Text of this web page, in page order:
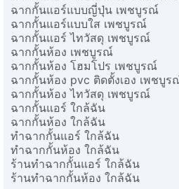
ฉากกั้นแอร์แบบญี่ปุ่น เพชบูรณ์
ฉากกั้นแอร์แบบใส เพชบูรณ์
ฉากกั้นแอร์ ไทวัสดุ เพชบูรณ์
ฉากกั้นห้อง เพชบูรณ์
ฉากกั้นห้อง โฮมโปร เพชบูรณ์
ฉากกั้นห้อง pvc ติดตั้งเอง เพชบูร
ฉากกั้นห้อง ไทวัสดุ เพชบูรณ์
ฉากกั้นแอร์ ใกล้ฉัน
ฉากกั้นห้อง ใกล้ฉัน
ทำฉากกั้นแอร์ ใกล้ฉัน
ทำฉากกั้นห้อง ใกล้ฉัน
ร้านทำฉากกั้นแอร์ ใกล้ฉัน
ร้านทำฉากกั้นห้อง ใกล้ฉัน